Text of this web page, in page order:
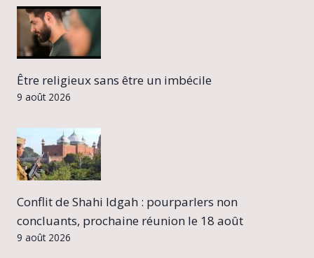
Être religieux sans être un imbécile
9 août 2026
Conflit de Shahi Idgah : pourparlers non
concluants, prochaine réunion le 18 août
9 août 2026